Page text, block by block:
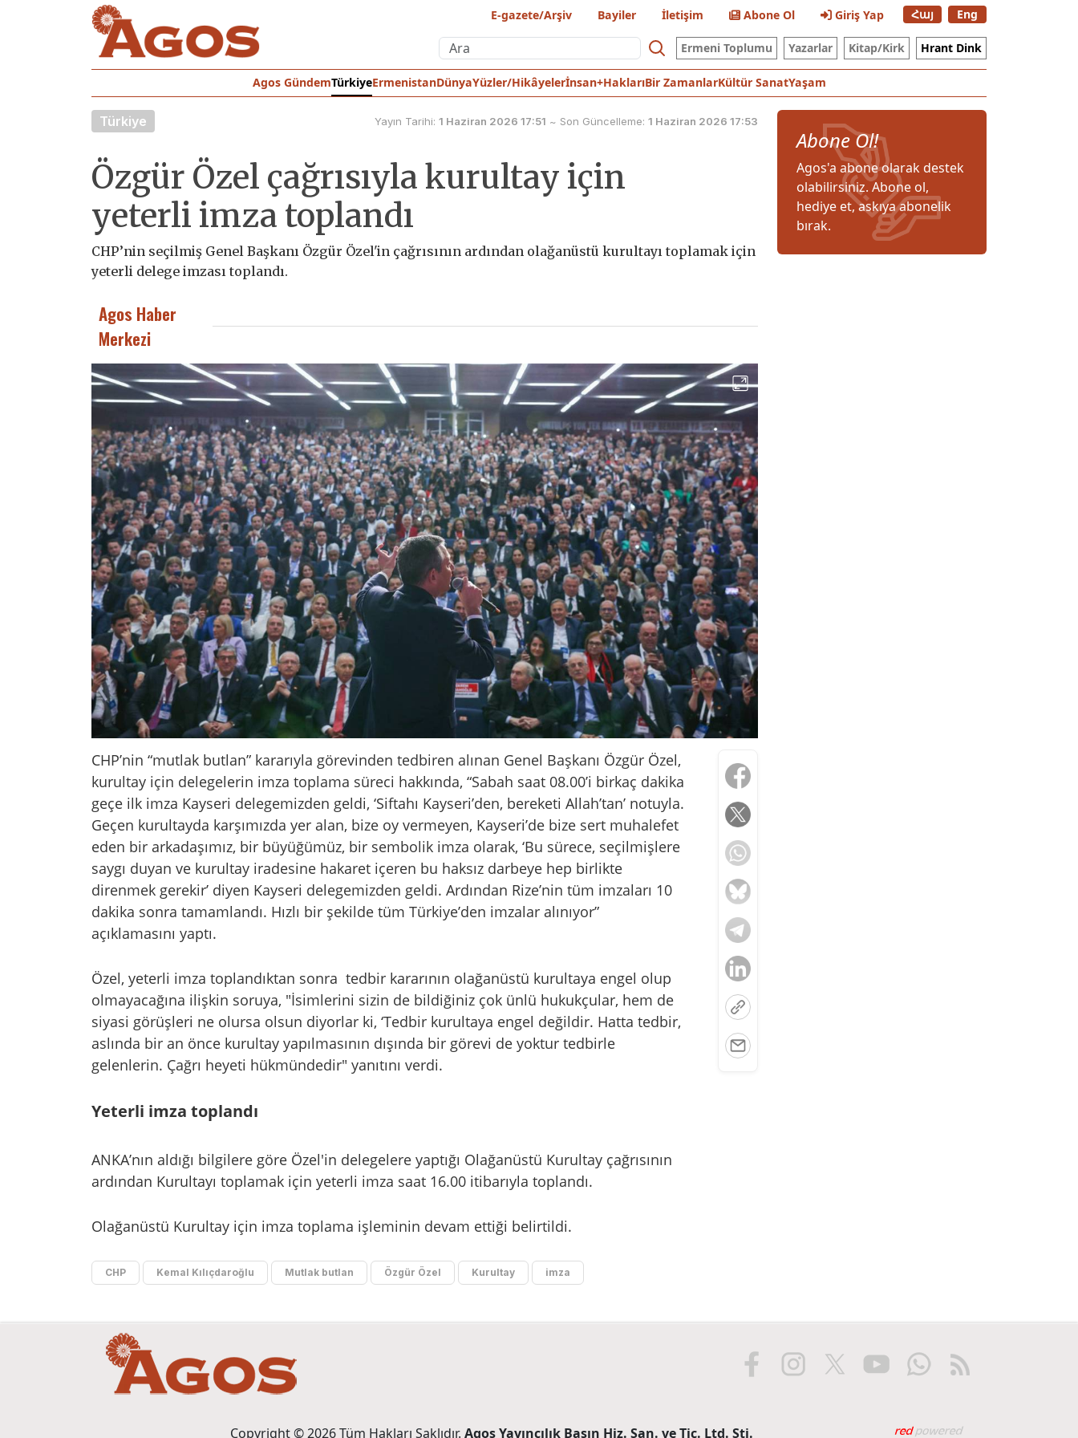
E-gazete/Arşiv Bayiler İletişim Abone Ol Giriş Yap Հայ Eng
Ermeni Toplumu Yazarlar Kitap/Kirk Hrant Dink
Agos GündemTürkiyeErmenistanDünyaYüzler/Hikâyelerİnsan+HaklarıBir ZamanlarKültür SanatYaşam
Türkiye Yayın Tarihi: 1 Haziran 2026 17:51 ~ Son Güncelleme: 1 Haziran 2026 17:53
Özgür Özel çağrısıyla kurultay için
yeterli imza toplandı
CHP’nin seçilmiş Genel Başkanı Özgür Özel'in çağrısının ardından olağanüstü kurultayı toplamak için
yeterli delege imzası toplandı.
Agos Haber
Merkezi
CHP’nin “mutlak butlan” kararıyla görevinden tedbiren alınan Genel Başkanı Özgür Özel,
kurultay için delegelerin imza toplama süreci hakkında, “Sabah saat 08.00’i birkaç dakika
geçe ilk imza Kayseri delegemizden geldi, ‘Siftahı Kayseri’den, bereketi Allah’tan’ notuyla.
Geçen kurultayda karşımızda yer alan, bize oy vermeyen, Kayseri’de bize sert muhalefet
eden bir arkadaşımız, bir büyüğümüz, bir sembolik imza olarak, ‘Bu sürece, seçilmişlere
saygı duyan ve kurultay iradesine hakaret içeren bu haksız darbeye hep birlikte
direnmek gerekir’ diyen Kayseri delegemizden geldi. Ardından Rize’nin tüm imzaları 10
dakika sonra tamamlandı. Hızlı bir şekilde tüm Türkiye’den imzalar alınıyor”
açıklamasını yaptı.
Özel, yeterli imza toplandıktan sonra tedbir kararının olağanüstü kurultaya engel olup
olmayacağına ilişkin soruya, "İsimlerini sizin de bildiğiniz çok ünlü hukukçular, hem de
siyasi görüşleri ne olursa olsun diyorlar ki, ‘Tedbir kurultaya engel değildir. Hatta tedbir,
aslında bir an önce kurultay yapılmasının dışında bir görevi de yoktur tedbirle
gelenlerin. Çağrı heyeti hükmündedir" yanıtını verdi.
Yeterli imza toplandı
ANKA’nın aldığı bilgilere göre Özel'in delegelere yaptığı Olağanüstü Kurultay çağrısının
ardından Kurultayı toplamak için yeterli imza saat 16.00 itibarıyla toplandı.
Olağanüstü Kurultay için imza toplama işleminin devam ettiği belirtildi.
CHP Kemal Kılıçdaroğlu Mutlak butlan Özgür Özel Kurultay imza
Abone Ol!
Agos'a abone olarak destek
olabilirsiniz. Abone ol,
hediye et, askıya abonelik
bırak.
Copyright © 2026 Tüm Hakları Saklıdır. Agos Yayıncılık Basın Hiz. San. ve Tic. Ltd. Şti. Web tasarım: Red